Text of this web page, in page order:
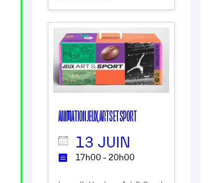
ANIMATION JEUX, ARTS ET SPORT
13 JUIN
17h00 - 20h00